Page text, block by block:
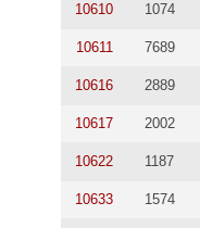
10610 1074
10611 7689
10616 2889
10617 2002
10622 1187
10633 1574